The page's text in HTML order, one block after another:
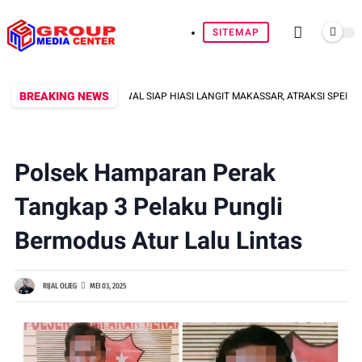
SITEMAP
BREAKING NEWS
DAN SRIKANDI KOWAL SIAP HIASI LANGIT MAKASSAR, ATRAKSI SPEKTAKULER
Polsek Hamparan Perak
Tangkap 3 Pelaku Pungli
Bermodus Atur Lalu Lintas
RIJAL OLIEG MEI 03, 2025